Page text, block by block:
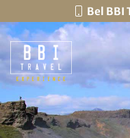
Bel BBI